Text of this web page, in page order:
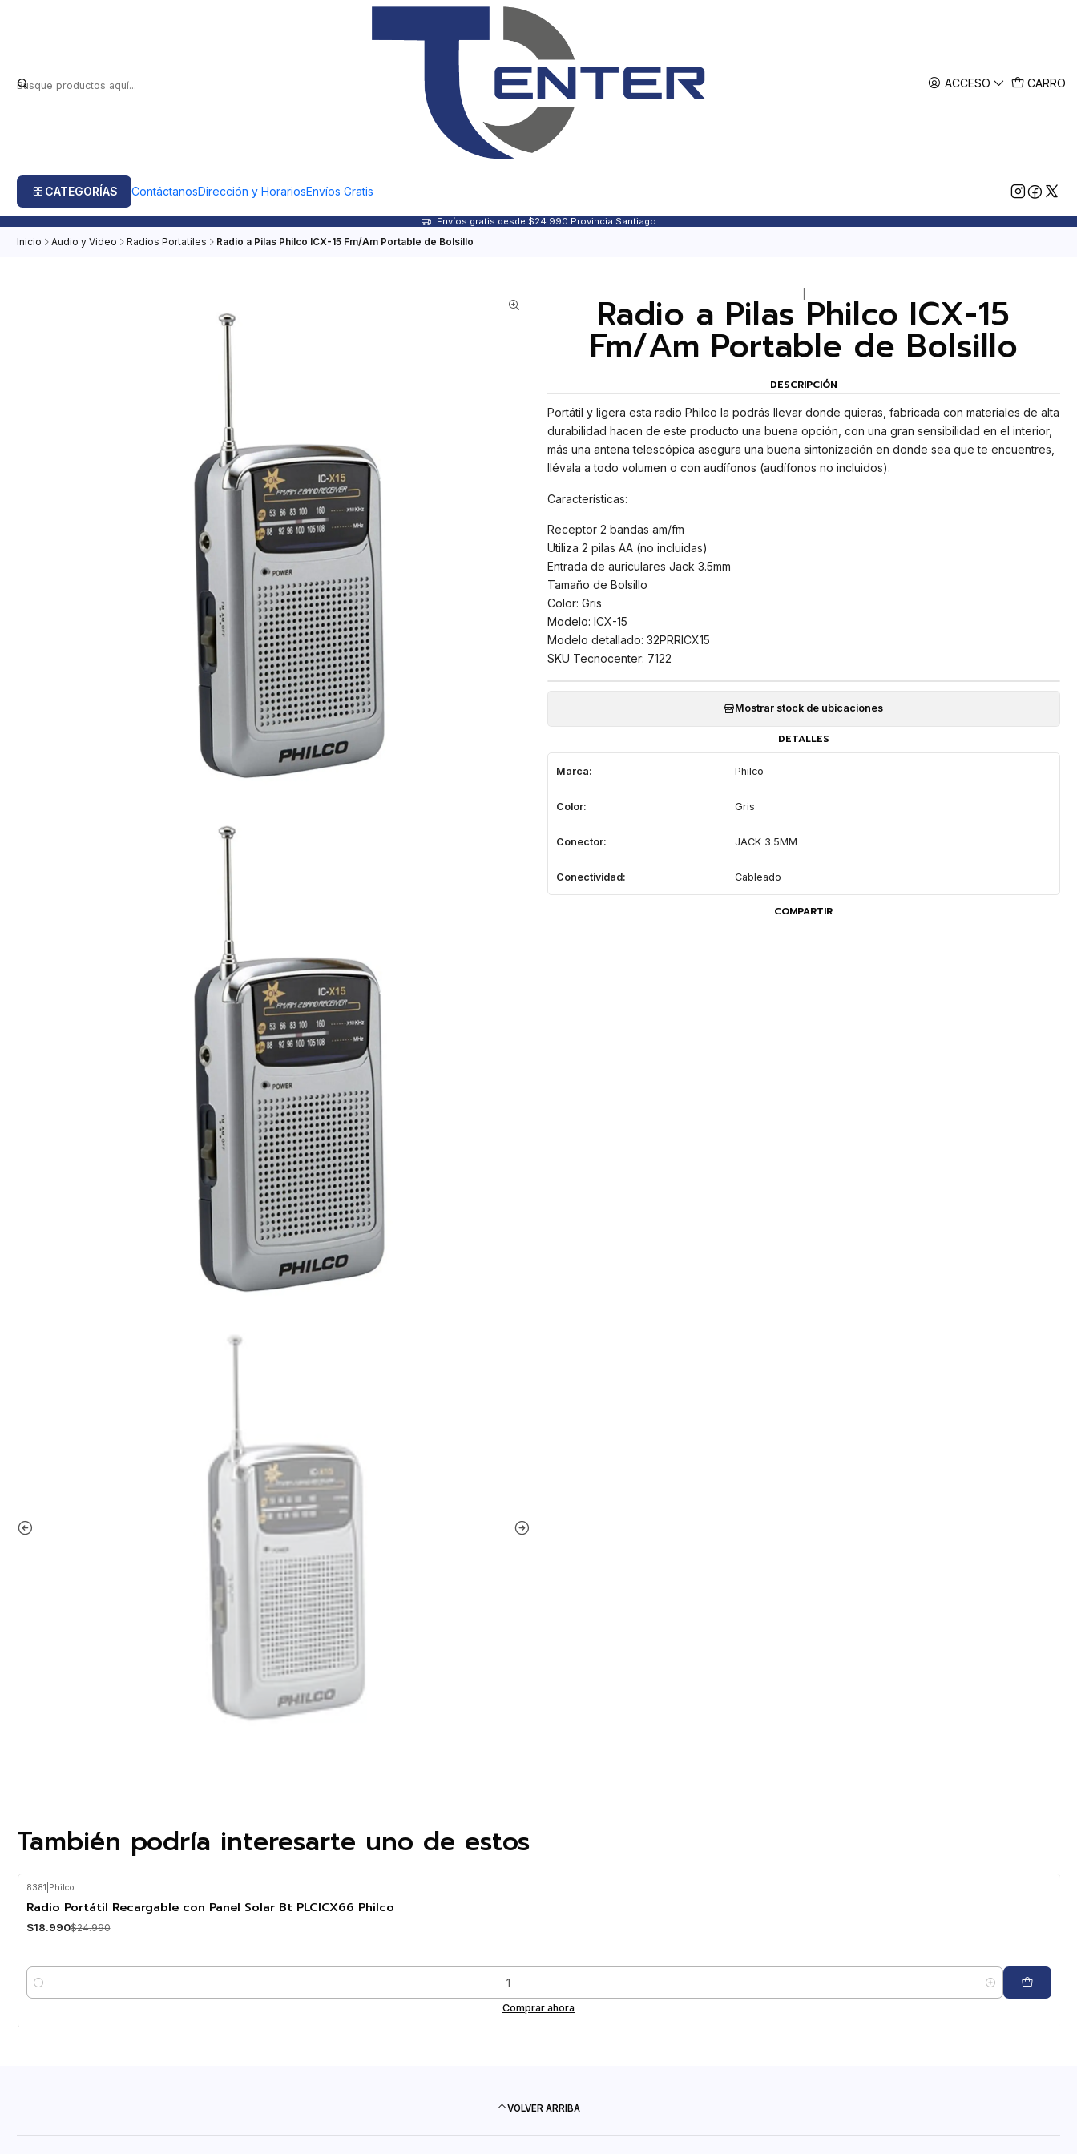
ACCESO CARRO
CATEGORÍAS ContáctanosDirección y HorariosEnvíos Gratis
Envíos gratis desde $24.990 Provincia Santiago
Inicio Audio y Video Radios Portatiles Radio a Pilas Philco ICX-15 Fm/Am Portable de Bolsillo
Radio a Pilas Philco ICX-15
Fm/Am Portable de Bolsillo
DESCRIPCIÓN
Portátil y ligera esta radio Philco la podrás llevar donde quieras, fabricada con materiales de alta
durabilidad hacen de este producto una buena opción, con una gran sensibilidad en el interior,
más una antena telescópica asegura una buena sintonización en donde sea que te encuentres,
llévala a todo volumen o con audífonos (audífonos no incluidos).
Características:
Receptor 2 bandas am/fm
Utiliza 2 pilas AA (no incluidas)
Entrada de auriculares Jack 3.5mm
Tamaño de Bolsillo
Color: Gris
Modelo: ICX-15
Modelo detallado: 32PRRICX15
SKU Tecnocenter: 7122
Mostrar stock de ubicaciones
DETALLES
Marca: Philco
Color: Gris
Conector: JACK 3.5MM
Conectividad: Cableado
COMPARTIR
También podría interesarte uno de estos
-24%OFF
8381 Philco
Radio Portátil Recargable con Panel Solar Bt PLCICX66 Philco
$18.990$24.990
Cantidad
Comprar ahora
VOLVER ARRIBA